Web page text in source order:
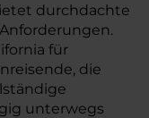
durchdachte
für
die
unterwegs